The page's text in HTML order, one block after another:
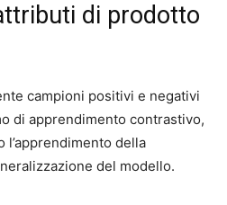
di prodotto
campioni positivi e negativi
di apprendimento contrastivo,
l’apprendimento della
del modello.